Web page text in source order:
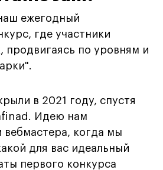
ежегодный
где участники
продвигаясь по уровням и
в 2021 году, спустя
Идею нам
вебмастера, когда мы
для вас идеальный
первого конкурса